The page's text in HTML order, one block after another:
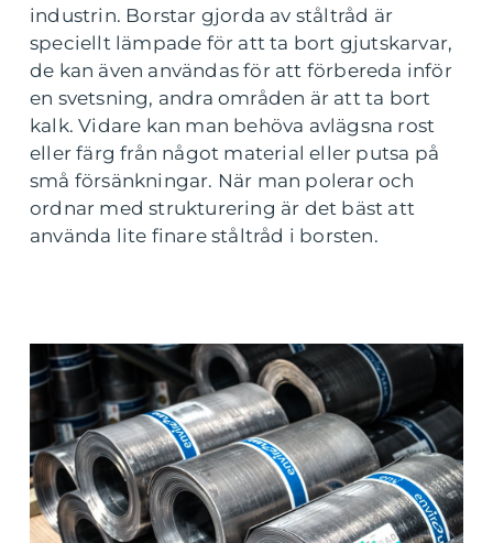
industrin. Borstar gjorda av ståltråd är
speciellt lämpade för att ta bort gjutskarvar,
de kan även användas för att förbereda inför
en svetsning, andra områden är att ta bort
kalk. Vidare kan man behöva avlägsna rost
eller färg från något material eller putsa på
små försänkningar. När man polerar och
ordnar med strukturering är det bäst att
använda lite finare ståltråd i borsten.